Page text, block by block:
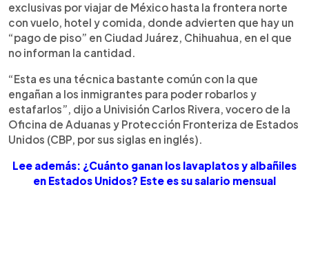
exclusivas por viajar de México hasta la frontera norte
con vuelo, hotel y comida, donde advierten que hay un
“pago de piso” en Ciudad Juárez, Chihuahua, en el que
no informan la cantidad.
“Esta es una técnica bastante común con la que
engañan a los inmigrantes para poder robarlos y
estafarlos”, dijo a Univisión Carlos Rivera, vocero de la
Oficina de Aduanas y Protección Fronteriza de Estados
Unidos (CBP, por sus siglas en inglés).
Lee además: ¿Cuánto ganan los lavaplatos y albañiles
en Estados Unidos? Este es su salario mensual